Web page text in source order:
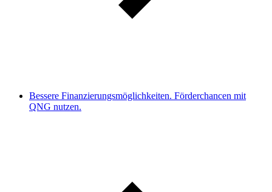
Bessere Finanzierungsmöglichkeiten. Förderchancen mit
QNG nutzen.